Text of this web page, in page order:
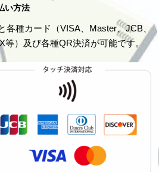
い方法
各種カード（VISA、Master、JCB、
等）及び各種QR決済が可能です。